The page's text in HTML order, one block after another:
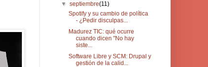
▼septiembre(11)
Spotify y su cambio de política
- ¿Pedir disculpas...
Madurez TIC: qué ocurre
cuando dicen "No hay
siste...
Software Libre y SCM: Drupal y
gestión de la calid...